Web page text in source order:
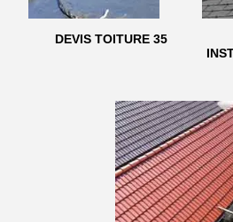
DEVIS TOITURE 35